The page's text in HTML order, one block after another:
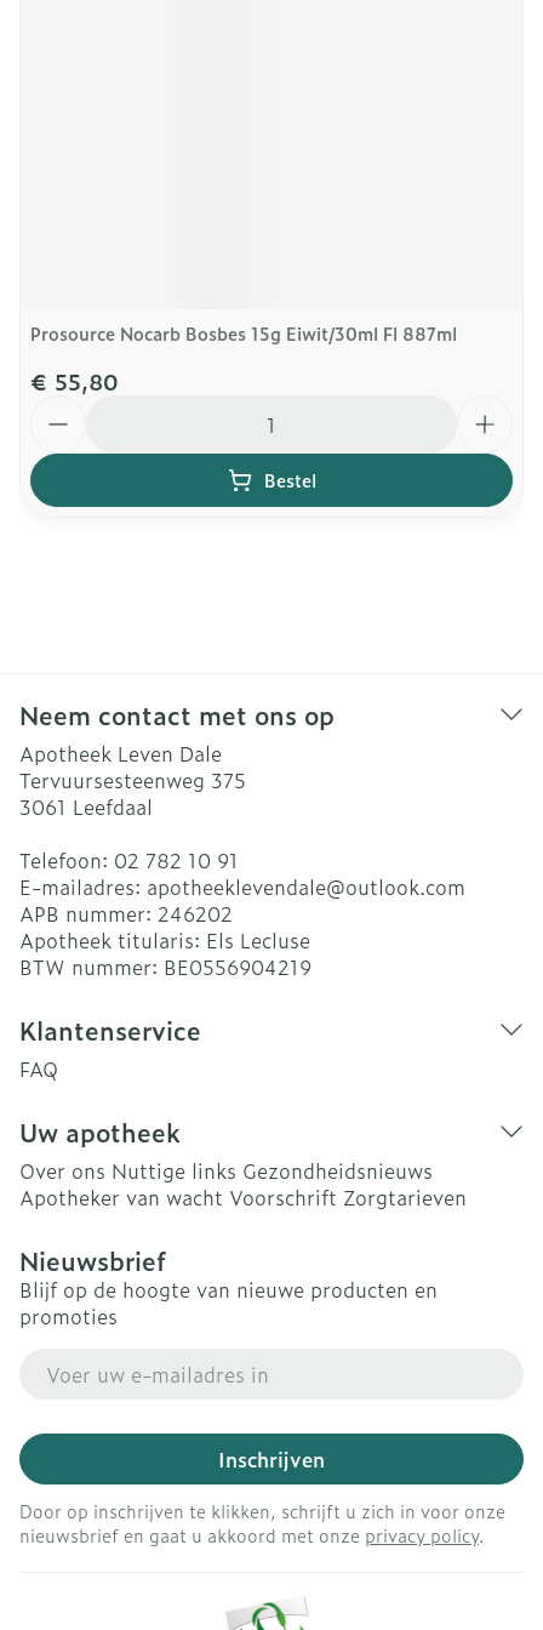
Prosource Nocarb Bosbes 15g Eiwit/30ml Fl 887ml
€ 55,80
Bestel
Neem contact met ons op
Apotheek Leven Dale
Tervuursesteenweg 375
3061 Leefdaal
Telefoon: 02 782 10 91
E-mailadres: apotheeklevendale@outlook.com
APB nummer: 246202
Apotheek titularis: Els Lecluse
BTW nummer: BE0556904219
Klantenservice
FAQ
Uw apotheek
Over ons Nuttige links Gezondheidsnieuws
Apotheker van wacht Voorschrift Zorgtarieven
Nieuwsbrief
Blijf op de hoogte van nieuwe producten en
promoties
Inschrijven
Door op inschrijven te klikken, schrijft u zich in voor onze
nieuwsbrief en gaat u akkoord met onze privacy policy.